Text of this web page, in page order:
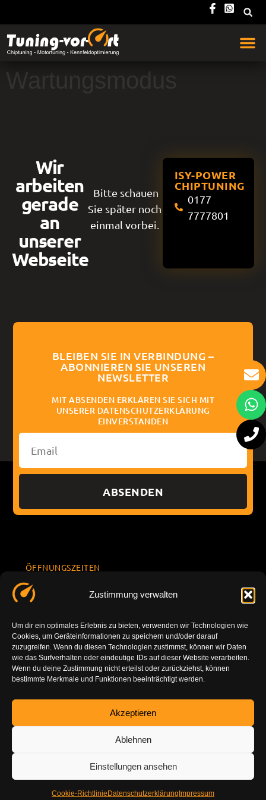
Zustimmung verwalten
Um dir ein optimales Erlebnis zu bieten, verwenden wir Technologien wie
Cookies, um Geräteinformationen zu speichern und/oder darauf
zuzugreifen. Wenn du diesen Technologien zustimmst, können wir Daten
wie das Surfverhalten oder eindeutige IDs auf dieser Website verarbeiten.
Wenn du deine Zustimmung nicht erteilst oder zurückziehst, können
bestimmte Merkmale und Funktionen beeinträchtigt werden.
Akzeptieren
Ablehnen
Einstellungen ansehen
Cookie-Richtlinie Datenschutzerklärung Impressum
Wartungsmodus
Wir
arbeiten
gerade
an
unserer
Webseite
Bitte schauen
Sie später noch
einmal vorbei.
ISY-POWER
CHIPTUNING
0177
7777801
BLEIBEN SIE IN VERBINDUNG –
ABONNIEREN SIE UNSEREN
NEWSLETTER
MIT ABSENDEN ERKLÄREN SIE SICH MIT
UNSERER DATENSCHUTZERKLÄRUNG
EINVERSTANDEN
ABSENDEN
ÖFFNUNGSZEITEN
Sa. 10.00 -
14.00
So.
geschlossen
INFORMATION
7777801
info@tuning-
vor-ort.com
DE-86179
g
Impressu
m